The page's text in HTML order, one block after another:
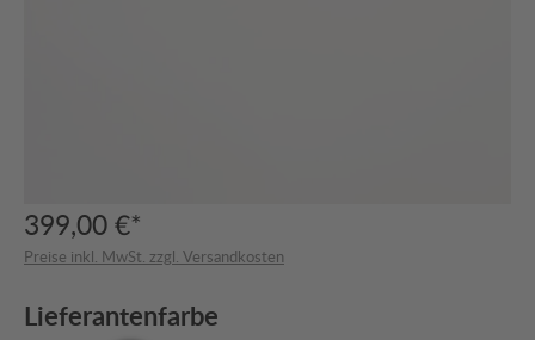
399,00 €*
Preise inkl. MwSt. zzgl. Versandkosten
Lieferantenfarbe